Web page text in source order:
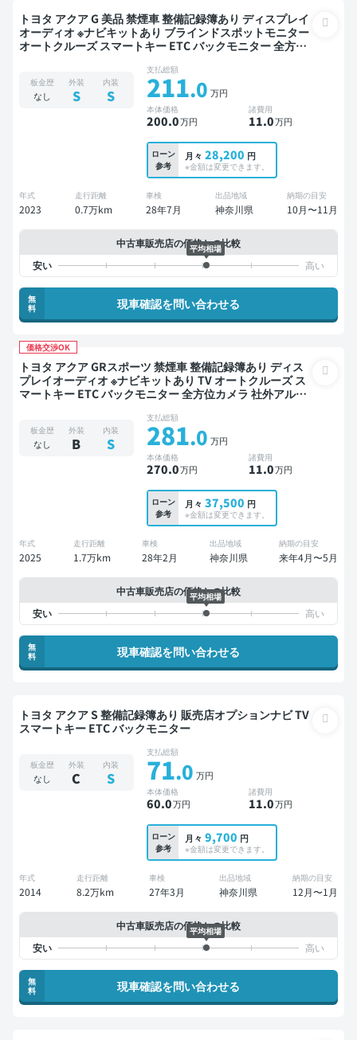
トヨタ アクア G 美品 禁煙車 整備記録簿あり ディスプレイ
オーディオ ※ナビキットあり ブラインドスポットモニター
オートクルーズ スマートキー ETC バックモニター 全方位
板金歴
なし
外装
S
内装
S
支払総額
211.0 万円
本体価格
200.0万円
諸費用
11.0万円
ローン
参考
月々 28,200 円
※金額は変更できます。
年式
2023
走行距離
0.7万km
車検
28年7月
出品地域
神奈川県
納期の目安
10月〜11月
中古車販売店の価格との比較
平均相場
無
料
現車確認を問い合わせる
価格交渉OK
トヨタ アクア GRスポーツ 禁煙車 整備記録簿あり ディス
プレイオーディオ ※ナビキットあり TV オートクルーズ ス
マートキー ETC バックモニター 全方位カメラ 社外アルミ
板金歴
なし
外装
B
内装
S
支払総額
281.0 万円
本体価格
270.0万円
諸費用
11.0万円
ローン
参考
月々 37,500 円
※金額は変更できます。
年式
2025
走行距離
1.7万km
車検
28年2月
出品地域
神奈川県
納期の目安
来年4月〜5月
中古車販売店の価格との比較
平均相場
無
料
現車確認を問い合わせる
トヨタ アクア S 整備記録簿あり 販売店オプションナビ TV
スマートキー ETC バックモニター
板金歴
なし
外装
C
内装
S
支払総額
71.0 万円
本体価格
60.0万円
諸費用
11.0万円
ローン
参考
月々 9,700 円
※金額は変更できます。
年式
2014
走行距離
8.2万km
車検
27年3月
出品地域
神奈川県
納期の目安
12月〜1月
中古車販売店の価格との比較
平均相場
無
料
現車確認を問い合わせる